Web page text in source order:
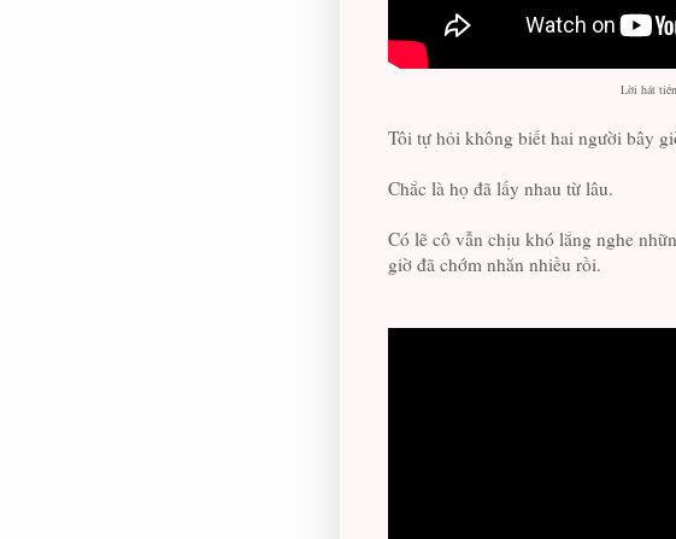
Lời hát
Tôi tự hỏi không biết hai người bây
Chắc là họ đã lấy nhau từ lâu.
Có lẽ cô vẫn chịu khó lắng nghe
giờ đã chớm nhăn nhiều rồi.